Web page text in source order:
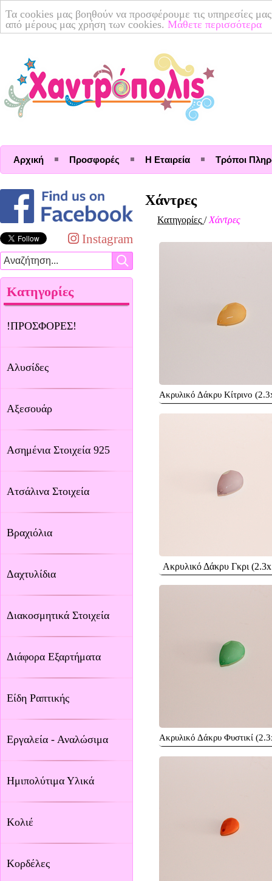
Τα cookies μας βοηθούν να προσφέρουμε τις υπηρεσίες
από μέρους μας χρήση των cookies. Μάθετε περισσότερα
Αρχική Προσφορές Η Εταιρεία Τρόποι
Instagram
Κατηγορίες
!ΠΡΟΣΦΟΡΕΣ!
Αλυσίδες
Αξεσουάρ
Ασημένια Στοιχεία 925
Ατσάλινα Στοιχεία
Βραχιόλια
Δαχτυλίδια
Διακοσμητικά Στοιχεία
Διάφορα Εξαρτήματα
Είδη Ραπτικής
Εργαλεία - Αναλώσιμα
Ημιπολύτιμα Υλικά
Κολιέ
Κορδέλες
Χάντρες
Κατηγορίες / Χάντρες
Ακρυλικό Δάκρυ Κίτρινο
Ακρυλικό Δάκρυ Γκρι
Ακρυλικό Δάκρυ Φυστικί